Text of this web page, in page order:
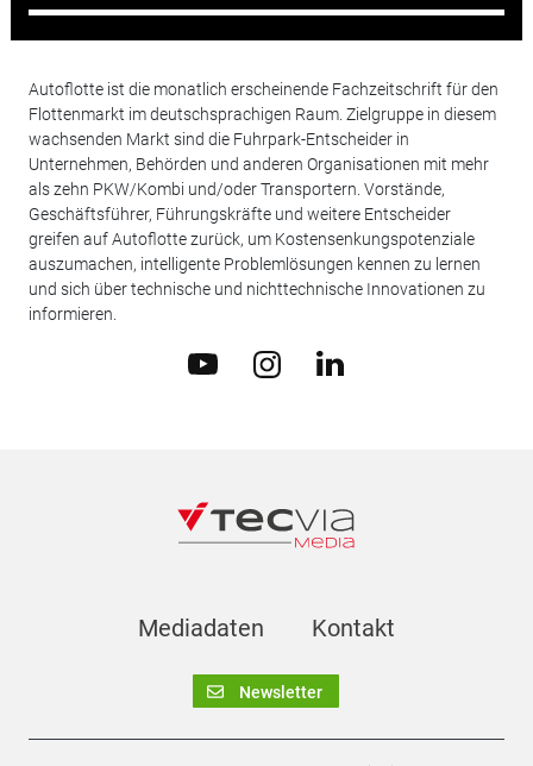
Autoflotte ist die monatlich erscheinende Fachzeitschrift für den
Flottenmarkt im deutschsprachigen Raum. Zielgruppe in diesem
wachsenden Markt sind die Fuhrpark-Entscheider in
Unternehmen, Behörden und anderen Organisationen mit mehr
als zehn PKW/Kombi und/oder Transportern. Vorstände,
Geschäftsführer, Führungskräfte und weitere Entscheider
greifen auf Autoflotte zurück, um Kostensenkungspotenziale
auszumachen, intelligente Problemlösungen kennen zu lernen
und sich über technische und nichttechnische Innovationen zu
informieren.
Mediadaten Kontakt
Newsletter